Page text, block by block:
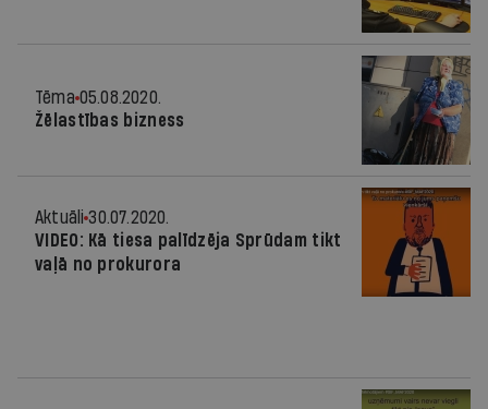
Tēma 05.08.2020.
Žēlastības bizness
Aktuāli 30.07.2020.
VIDEO: Kā tiesa palīdzēja Sprūdam tikt
vaļā no prokurora